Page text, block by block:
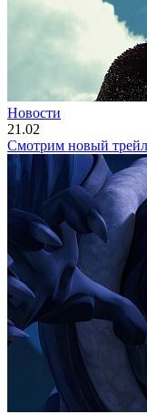
Новости
21.02
Смотрим новый